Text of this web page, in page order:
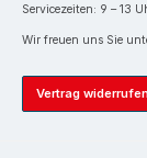
Servicezeiten: 9 – 13
Wir freuen uns Sie
Vertrag